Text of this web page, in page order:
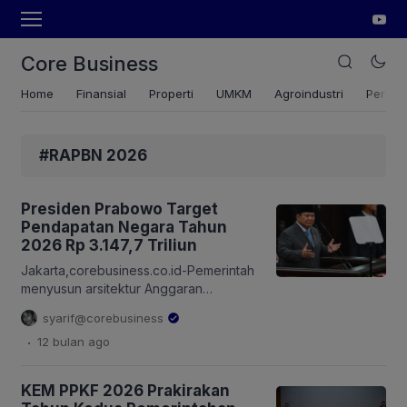
Core Business
Home Finansial Properti UMKM Agroindustri
#RAPBN 2026
Presiden Prabowo Target
Pendapatan Negara Tahun
2026 Rp 3.147,7 Triliun
Jakarta,corebusiness.co.id-Pemerintah
menyusun arsitektur Anggaran
Pendapatan dan Belanja Negara
(APBN) 2026 untuk mendukung
agenda pembangunan nasional di
Presiden RI Prabowo Subianto dalam
syarif@corebusiness
. 12 bulan ago
KEM PPKF 2026 Prakirakan